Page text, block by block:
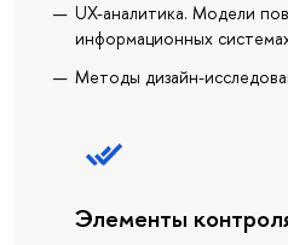
UX-аналитика. Модели
информационных
Методы дизайн-
Элементы